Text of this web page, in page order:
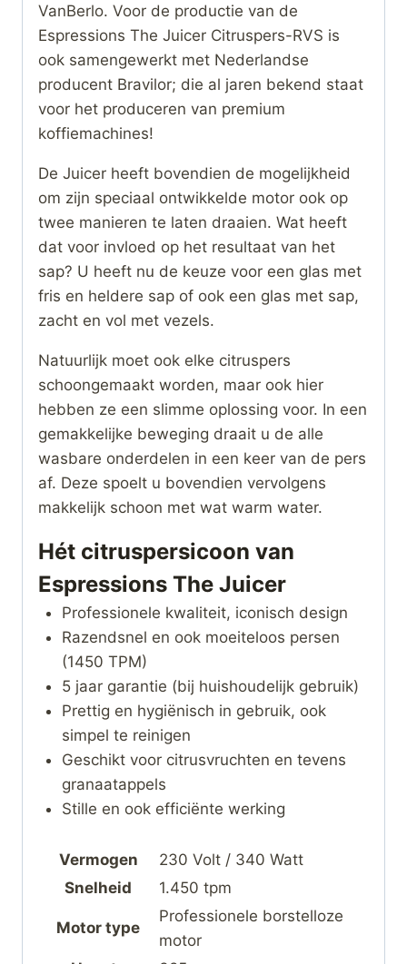
VanBerlo. Voor de productie van de
Espressions The Juicer Citruspers-RVS is
ook samengewerkt met Nederlandse
producent Bravilor; die al jaren bekend staat
voor het produceren van premium
koffiemachines!
De Juicer heeft bovendien de mogelijkheid
om zijn speciaal ontwikkelde motor ook op
twee manieren te laten draaien. Wat heeft
dat voor invloed op het resultaat van het
sap? U heeft nu de keuze voor een glas met
fris en heldere sap of ook een glas met sap,
zacht en vol met vezels.
Natuurlijk moet ook elke citruspers
schoongemaakt worden, maar ook hier
hebben ze een slimme oplossing voor. In een
gemakkelijke beweging draait u de alle
wasbare onderdelen in een keer van de pers
af. Deze spoelt u bovendien vervolgens
makkelijk schoon met wat warm water.
Hét citruspersicoon van
Espressions The Juicer
Professionele kwaliteit, iconisch design
Razendsnel en ook moeiteloos persen
(1450 TPM)
5 jaar garantie (bij huishoudelijk gebruik)
Prettig en hygiënisch in gebruik, ook
simpel te reinigen
Geschikt voor citrusvruchten en tevens
granaatappels
Stille en ook efficiënte werking
Vermogen
230 Volt / 340 Watt
Snelheid
1.450 tpm
Motor type
Professionele borstelloze
motor